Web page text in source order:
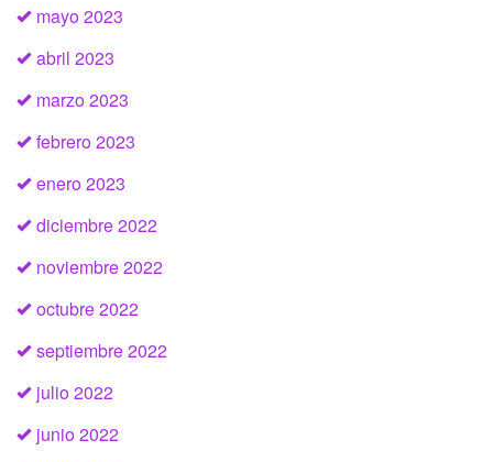
mayo 2023
abril 2023
marzo 2023
febrero 2023
enero 2023
diciembre 2022
noviembre 2022
octubre 2022
septiembre 2022
julio 2022
junio 2022